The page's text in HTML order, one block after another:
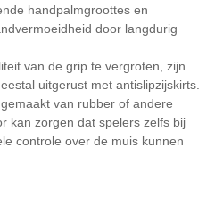
handpalmgroottes en
door langdurig
van de grip te vergroten, zijn
uitgerust met antislipzijskirts.
van rubber of andere
kan zorgen dat spelers zelfs bij
controle over de muis kunnen